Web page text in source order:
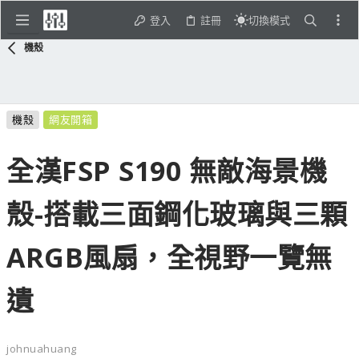
登入 註冊 切換模式
機殼
機殼 網友開箱
全漢FSP S190 無敵海景機
殼-搭載三面鋼化玻璃與三顆
ARGB風扇，全視野一覽無
遺
johnuahuang